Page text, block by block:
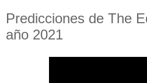
Predicciones de The
año 2021